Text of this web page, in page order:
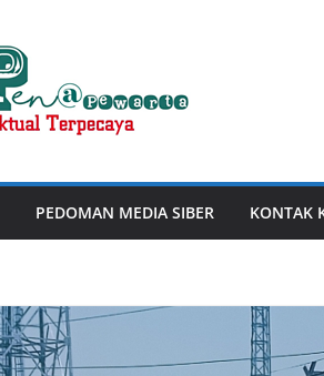
PEDOMAN MEDIA SIBER KONTAK